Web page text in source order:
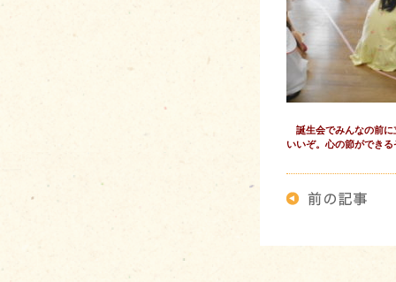
誕生会でみんなの前
いいぞ。心の節ができ